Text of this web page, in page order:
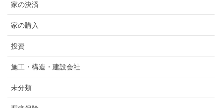
家の決済
家の購入
投資
施工・構造・建設会社
未分類